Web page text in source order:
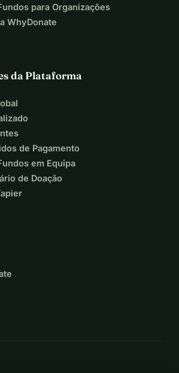
para Organizações
WhyDonate
da Plataforma
de Pagamento
em Equipa
de Doação